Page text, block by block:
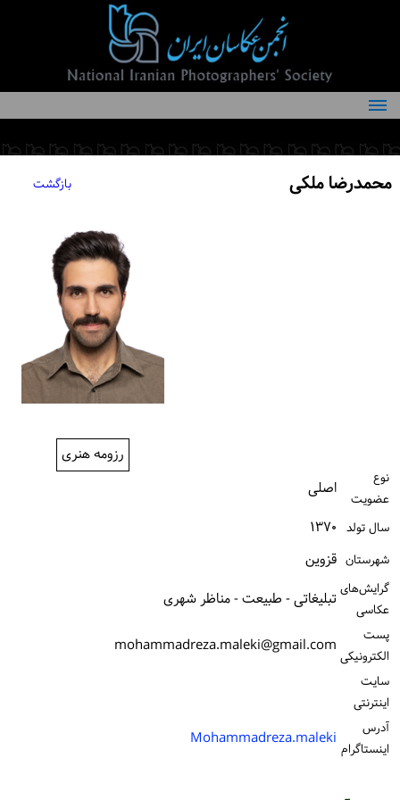
درباره انجمن
کمیته‌های انجمن
محمدرضا ملکی بازگشت
رزومه هنری
نوع
عضویت
اصلی
سال تولد ۱۳۷۰
شهرستان قزوین
گرایش‌های
عکاسی
تبلیغاتی - طبیعت - مناظر شهری
پست
الكترونیكی mohammadreza.maleki@gmail.com
سایت
اینترنتی
آدرس
اینستاگرام Mohammadreza.maleki